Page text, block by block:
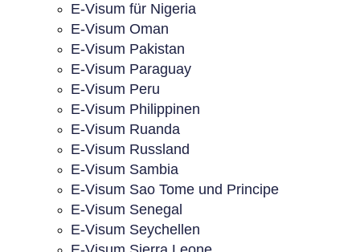
E-Visum für Nigeria
E-Visum Oman
E-Visum Pakistan
E-Visum Paraguay
E-Visum Peru
E-Visum Philippinen
E-Visum Ruanda
E-Visum Russland
E-Visum Sambia
E-Visum Sao Tome und Principe
E-Visum Senegal
E-Visum Seychellen